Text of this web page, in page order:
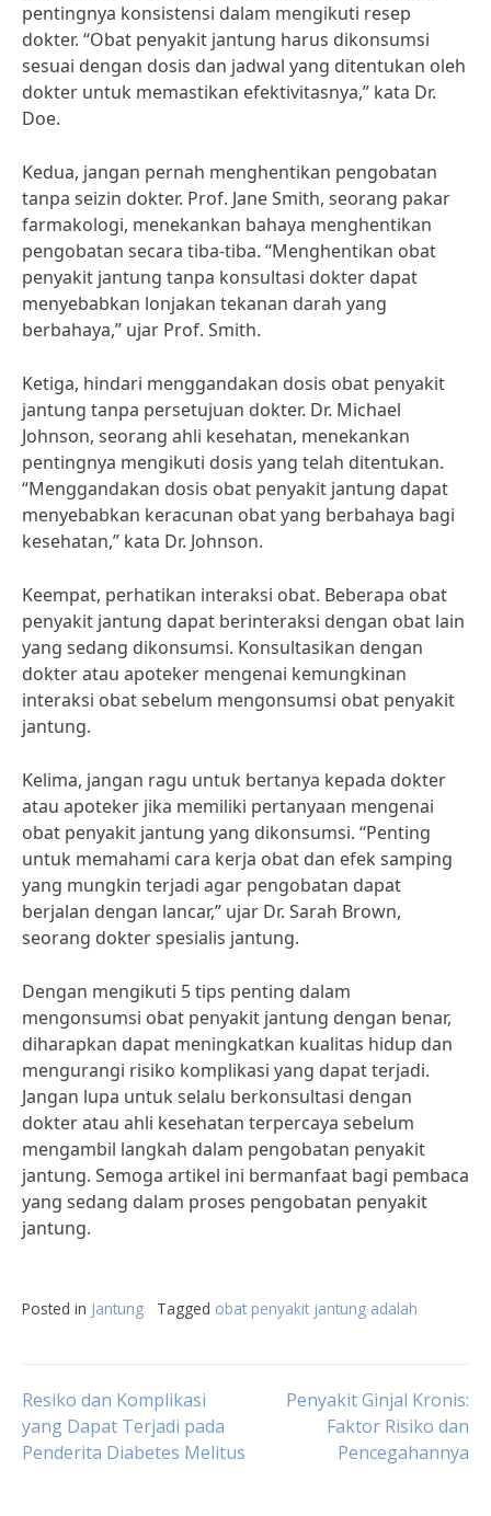
pentingnya konsistensi dalam mengikuti resep
dokter. “Obat penyakit jantung harus dikonsumsi
sesuai dengan dosis dan jadwal yang ditentukan oleh
dokter untuk memastikan efektivitasnya,” kata Dr.
Doe.
Kedua, jangan pernah menghentikan pengobatan
tanpa seizin dokter. Prof. Jane Smith, seorang pakar
farmakologi, menekankan bahaya menghentikan
pengobatan secara tiba-tiba. “Menghentikan obat
penyakit jantung tanpa konsultasi dokter dapat
menyebabkan lonjakan tekanan darah yang
berbahaya,” ujar Prof. Smith.
Ketiga, hindari menggandakan dosis obat penyakit
jantung tanpa persetujuan dokter. Dr. Michael
Johnson, seorang ahli kesehatan, menekankan
pentingnya mengikuti dosis yang telah ditentukan.
“Menggandakan dosis obat penyakit jantung dapat
menyebabkan keracunan obat yang berbahaya bagi
kesehatan,” kata Dr. Johnson.
Keempat, perhatikan interaksi obat. Beberapa obat
penyakit jantung dapat berinteraksi dengan obat lain
yang sedang dikonsumsi. Konsultasikan dengan
dokter atau apoteker mengenai kemungkinan
interaksi obat sebelum mengonsumsi obat penyakit
jantung.
Kelima, jangan ragu untuk bertanya kepada dokter
atau apoteker jika memiliki pertanyaan mengenai
obat penyakit jantung yang dikonsumsi. “Penting
untuk memahami cara kerja obat dan efek samping
yang mungkin terjadi agar pengobatan dapat
berjalan dengan lancar,” ujar Dr. Sarah Brown,
seorang dokter spesialis jantung.
Dengan mengikuti 5 tips penting dalam
mengonsumsi obat penyakit jantung dengan benar,
diharapkan dapat meningkatkan kualitas hidup dan
mengurangi risiko komplikasi yang dapat terjadi.
Jangan lupa untuk selalu berkonsultasi dengan
dokter atau ahli kesehatan terpercaya sebelum
mengambil langkah dalam pengobatan penyakit
jantung. Semoga artikel ini bermanfaat bagi pembaca
yang sedang dalam proses pengobatan penyakit
jantung.
Posted in Jantung Tagged obat penyakit jantung adalah
Post
navigation
Resiko dan Komplikasi
yang Dapat Terjadi pada
Penderita Diabetes Melitus
Penyakit Ginjal Kronis:
Faktor Risiko dan
Pencegahannya